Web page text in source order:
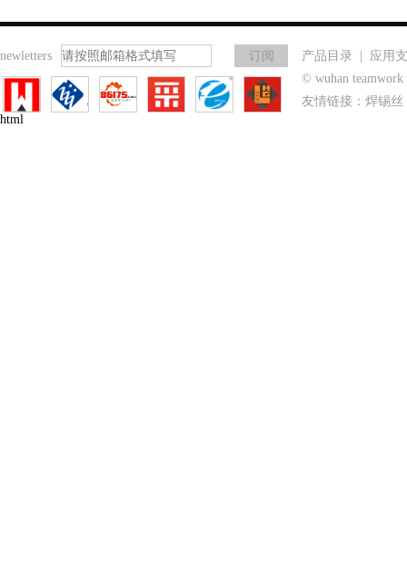
newletters 产品目录
应用
© wuhan
友情链接： 焊锡丝
html